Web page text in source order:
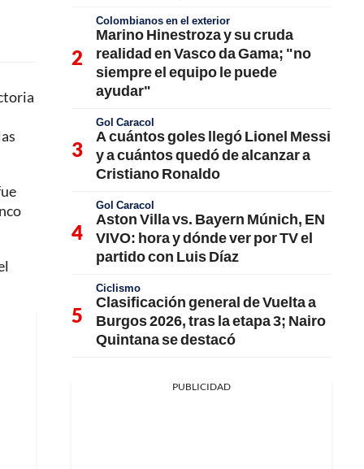
Colombianos en el exterior
Marino Hinestroza y su cruda
realidad en Vasco da Gama; "no
siempre el equipo le puede
ayudar"
Gol Caracol
A cuántos goles llegó Lionel Messi
y a cuántos quedó de alcanzar a
Cristiano Ronaldo
Gol Caracol
Aston Villa vs. Bayern Múnich, EN
VIVO: hora y dónde ver por TV el
partido con Luis Díaz
Ciclismo
Clasificación general de Vuelta a
Burgos 2026, tras la etapa 3; Nairo
Quintana se destacó
PUBLICIDAD